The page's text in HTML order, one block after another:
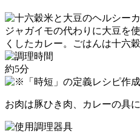
ジャガイモの代わりに大豆を
くしたカレー。ごはんは十六
約5分
お肉は豚ひき肉、カレーの具